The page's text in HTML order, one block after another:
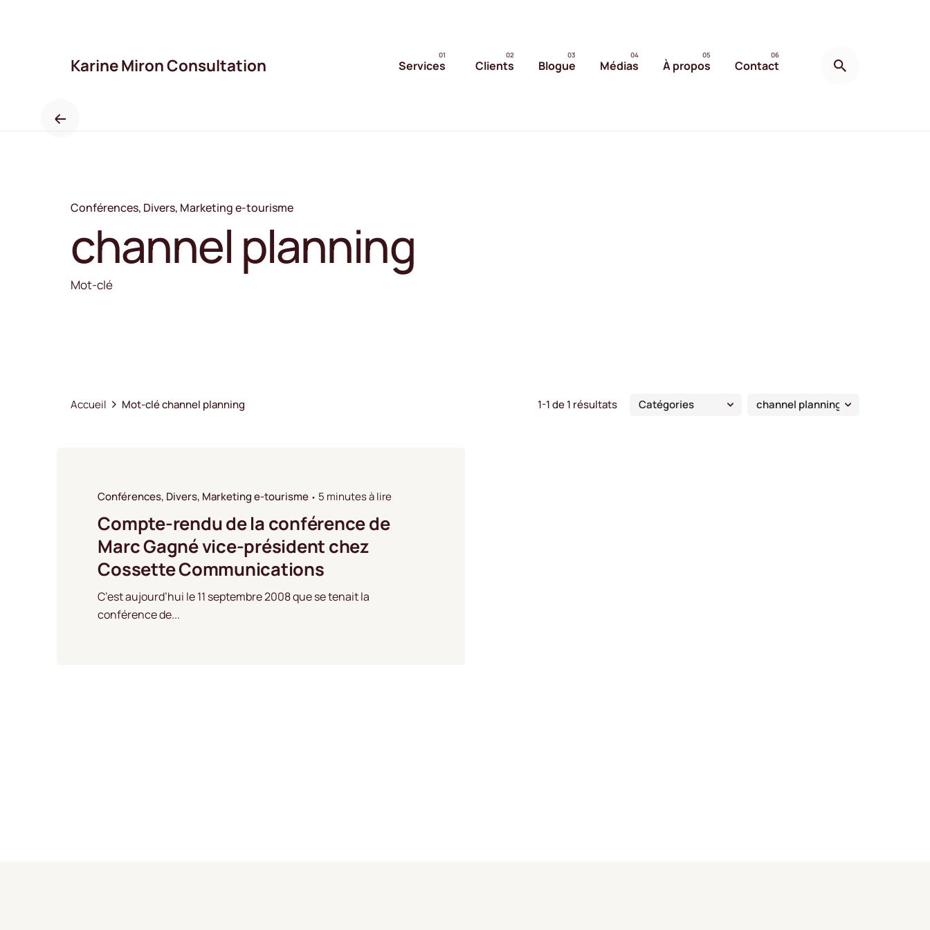
Karine Miron Consultation Services Clients Blogue Médias À propos Contact
Conférences Divers Marketing e-tourisme
channel planning
Mot-clé
Accueil Mot-clé channel planning 1-1 de 1 résultats
Conférences Divers Marketing e-tourisme 5 minutes à lire
Compte-rendu de la conférence de
Marc Gagné vice-président chez
Cossette Communications
C’est aujourd’hui le 11 septembre 2008 que se tenait la
conférence de...